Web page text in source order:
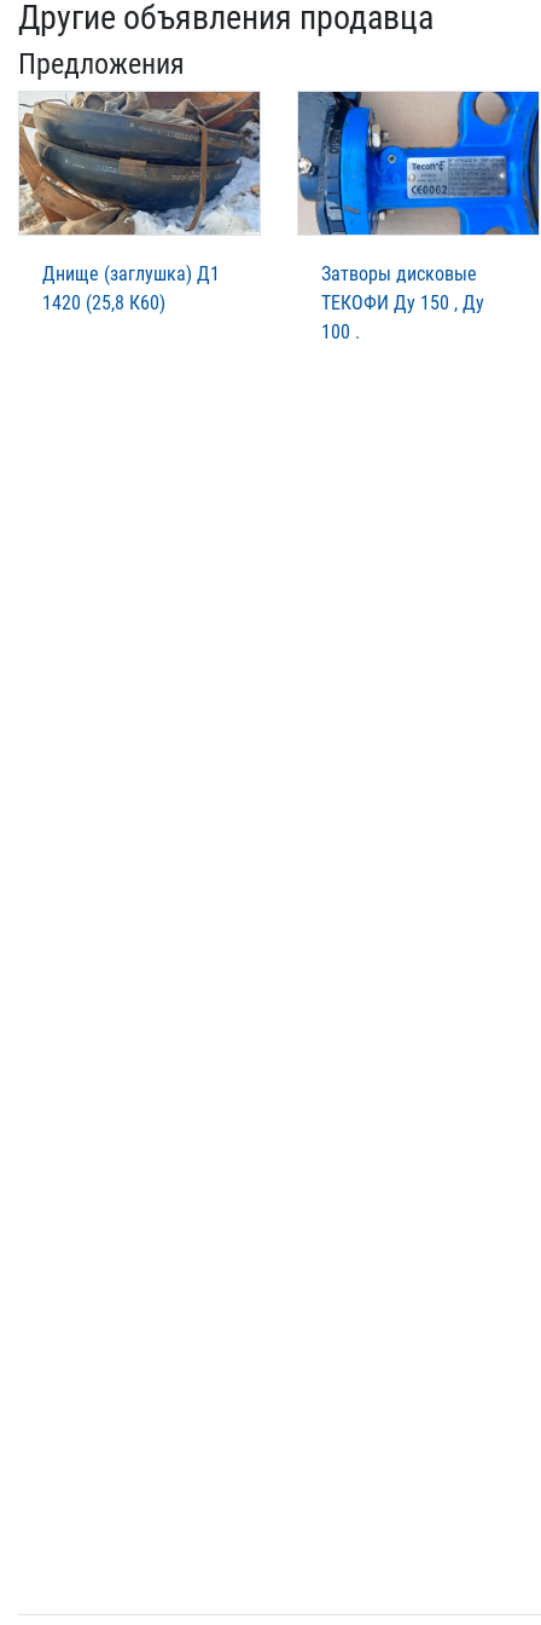
Другие объявления продавца
Предложения
Днище (заглушка) Д1
1420 (25,8 К60)
Затворы дисковые
ТЕКОФИ Ду 150 , Ду
100 .